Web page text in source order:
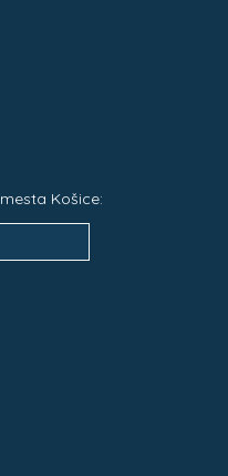
Košice: